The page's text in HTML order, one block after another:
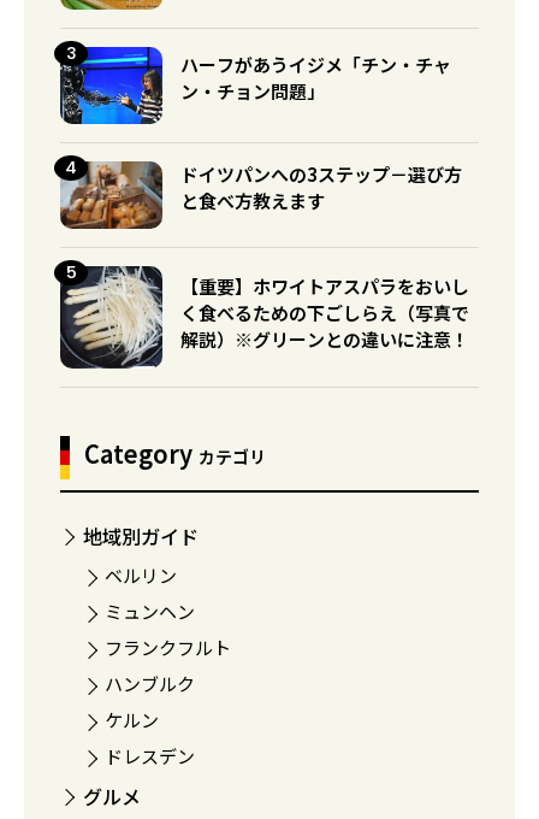
ハーフがあうイジメ「チン・チャ
ン・チョン問題」
ドイツパンへの3ステップ－選び方
と食べ方教えます
【重要】ホワイトアスパラをおいし
く食べるための下ごしらえ（写真で
解説）※グリーンとの違いに注意！
Category カテゴリ
地域別ガイド
ベルリン
ミュンヘン
フランクフルト
ハンブルク
ケルン
ドレスデン
グルメ